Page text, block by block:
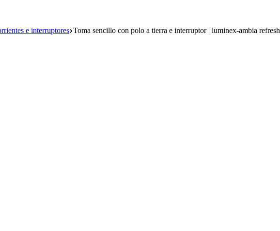
e interruptores Toma sencillo con polo a tierra e interruptor | luminex-ambia refresh